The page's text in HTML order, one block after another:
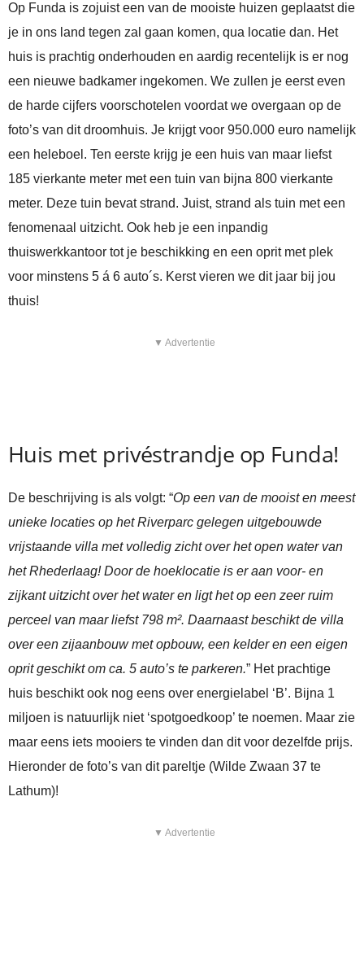
Op Funda is zojuist een van de mooiste huizen geplaatst die
je in ons land tegen zal gaan komen, qua locatie dan. Het
huis is prachtig onderhouden en aardig recentelijk is er nog
een nieuwe badkamer ingekomen. We zullen je eerst even
de harde cijfers voorschotelen voordat we overgaan op de
foto’s van dit droomhuis. Je krijgt voor 950.000 euro namelijk
een heleboel. Ten eerste krijg je een huis van maar liefst
185 vierkante meter met een tuin van bijna 800 vierkante
meter. Deze tuin bevat strand. Juist, strand als tuin met een
fenomenaal uitzicht. Ook heb je een inpandig
thuiswerkkantoor tot je beschikking en een oprit met plek
voor minstens 5 á 6 auto´s. Kerst vieren we dit jaar bij jou
thuis!
▼ Advertentie
Huis met privéstrandje op Funda!
De beschrijving is als volgt: “Op een van de mooist en meest
unieke locaties op het Riverparc gelegen uitgebouwde
vrijstaande villa met volledig zicht over het open water van
het Rhederlaag! Door de hoeklocatie is er aan voor- en
zijkant uitzicht over het water en ligt het op een zeer ruim
perceel van maar liefst 798 m². Daarnaast beschikt de villa
over een zijaanbouw met opbouw, een kelder en een eigen
oprit geschikt om ca. 5 auto’s te parkeren.” Het prachtige
huis beschikt ook nog eens over energielabel ‘B’. Bijna 1
miljoen is natuurlijk niet ‘spotgoedkoop’ te noemen. Maar zie
maar eens iets mooiers te vinden dan dit voor dezelfde prijs.
Hieronder de foto’s van dit pareltje (Wilde Zwaan 37 te
Lathum)!
▼ Advertentie